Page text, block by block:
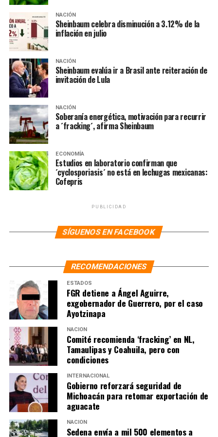
NOTAS RELACIONADAS: CDMX LA HOGUERA
MÉXICO
MUNDIAL
NOTICIAS
CDMX no tendrá clases el 11 de junio por la inauguración
del Mundial
NO TE PIERDAS
CNTE cumple advertencia: marcha y toma Centro
Histórico de CDMX ante impedimento de ingresar al
Zócalo
NACIÓN
Sheinbaum celebra disminución a 3.12% de la
inflación en julio
NACIÓN
Sheinbaum evalúa ir a Brasil ante reiteración de
invitación de Lula
NACIÓN
Soberanía energética, motivación para recurrir
a ´fracking´, afirma Sheinbaum
ECONOMÍA
Estudios en laboratorio confirman que
´cyclosporiasis´ no está en lechugas mexicanas:
Cofepris
PUBLICIDAD
SÍGUENOS EN FACEBOOK
RECOMENDACIONES
ESTADOS
FGR detiene a Ángel Aguirre,
exgobernador de Guerrero, por el caso
Ayotzinapa
NACIÓN
Comité recomienda ‘fracking’ en NL,
Tamaulipas y Coahuila, pero con
condiciones
INTERNACIONAL
Gobierno reforzará seguridad de
Michoacán para retomar exportación de
aguacate
NACIÓN
Sedena envía a mil 500 elementos a